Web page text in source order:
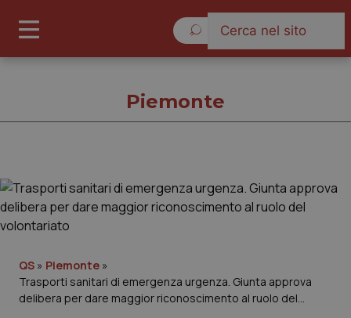
Cronache
Governo e Parlamento
Regioni e Asl
Piemonte
QS » Piemonte »
Trasporti sanitari di emergenza urgenza. Giunta approva
delibera per dare maggior riconoscimento al ruolo del